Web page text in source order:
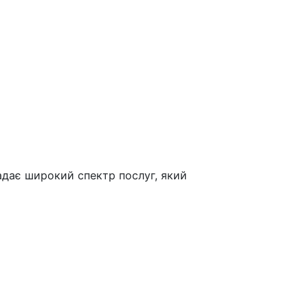
широкий спектр послуг, який